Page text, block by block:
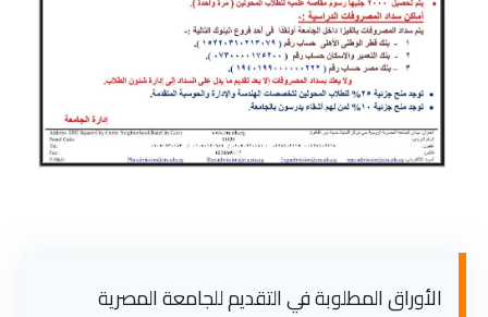
الأوراق المطلوبة في التقديم للجامعة المصرية